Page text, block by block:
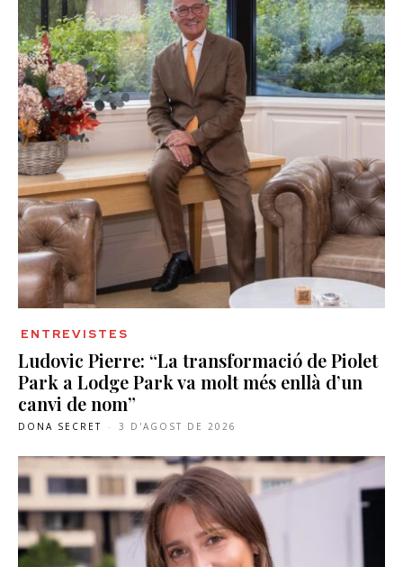
ENTREVISTES
Ludovic Pierre: “La transformació de Piolet
Park a Lodge Park va molt més enllà d’un
canvi de nom”
DONA SECRET - 3 D'AGOST DE 2026